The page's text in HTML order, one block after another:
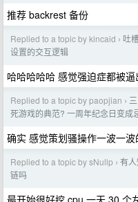
推荐 backrest 备份
Replied to a topic by kincaid › 吐
设置的交互逻辑
哈哈哈哈哈 感觉强迫症都被逼
Replied to a topic by paopjian ›
死游戏的典范? 一周年纪念日变成
确实 感觉策划骚操作一波一
Replied to a topic by sNullp › 有
链吗
最开始很好挖 cpu 一天 30 个